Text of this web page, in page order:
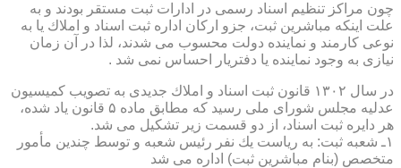
چون مراكز تنظیم اسناد رسمی در ادارات ثبت مستقر بودند و به
علت اینكه مباشرین ثبت، جزو اركان اداره ثبت اسناد و املاك یا به
نوعی كارمند و نماینده دولت محسوب می شدند، لذا در آن زمان
نیازی به وجود نماینده یا دفتریار احساس نمی شد .
در سال ۱۳۰۲ قانون ثبت اسناد و املاك جدیدی به تصویب كمیسیون
عدلیه مجلس شورای ملی رسید كه مطابق ماده ۵ قانون یاد شده،
هر دایره ثبت اسناد، از دو قسمت زیر تشكیل می شد.
۱ـ شعبه ثبت: به ریاست یك نفر رئیس شعبه و توسط چندین مأمور
متخصص (بنام مباشرین ثبت) اداره می شد